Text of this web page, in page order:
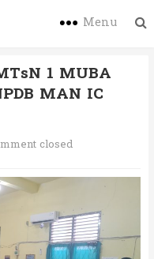
Menu
1 MUBA
MAN IC
closed